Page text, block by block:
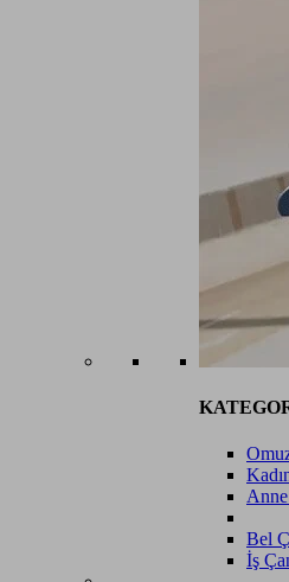
Bel
İş